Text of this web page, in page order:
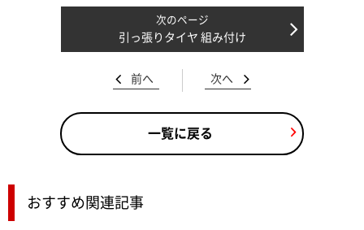
引っ張りタイヤ 組み付け
前へ 次へ
一覧に戻る
おすすめ関連記事